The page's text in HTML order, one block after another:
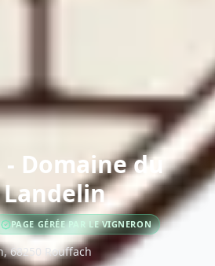
Domaine du
PAGE GÉRÉE PAR LE VIGNERON
68250 Rouffach